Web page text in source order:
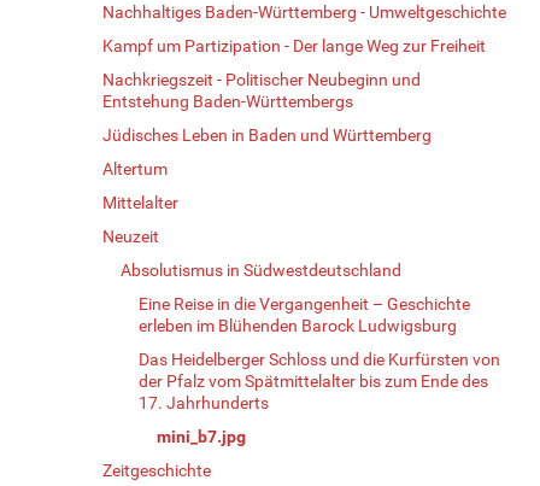
Nachhaltiges Baden-Württemberg - Umweltgeschichte
Kampf um Partizipation - Der lange Weg zur Freiheit
Nachkriegszeit - Politischer Neubeginn und
Entstehung Baden-Württembergs
Jüdisches Leben in Baden und Württemberg
Altertum
Mittelalter
Neuzeit
Absolutismus in Südwestdeutschland
Eine Reise in die Vergangenheit – Geschichte
erleben im Blühenden Barock Ludwigsburg
Das Heidelberger Schloss und die Kurfürsten von
der Pfalz vom Spätmittelalter bis zum Ende des
17. Jahrhunderts
mini_b7.jpg
Zeitgeschichte